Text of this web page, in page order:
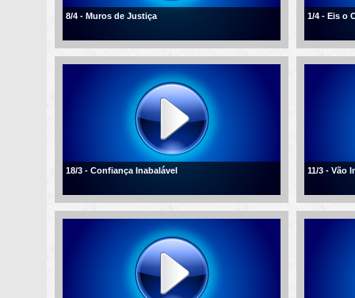
8/4 - Muros de Justiça 1/4 - Eis o
18/3 - Confiança Inabalável 11/3 - Vão